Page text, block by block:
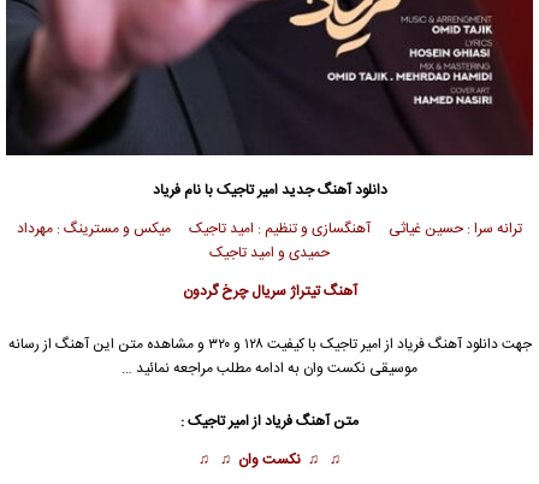
دانلود آهنگ جدیدامیر تاجیکبا نام فریاد
ترانه سرا : حسین غیاثی آهنگسازی و تنظیم : امید تاجیک میکس و مسترینگ : مهرداد
حمیدی و امید تاجیک
آهنگ تیتراژ سریال چرخ گردون
جهت دانلود آهنگ فریاد از امیر تاجیک
با کیفیت ۱۲۸ و ۳۲۰ و مشاهده متن این آهنگ از رسانه
موسیقی نکست وان به ادامه مطلب مراجعه نمائید …
متن آهنگ فریاد ازامیر تاجیک:
♫ ♫ نکست وان ♫ ♫